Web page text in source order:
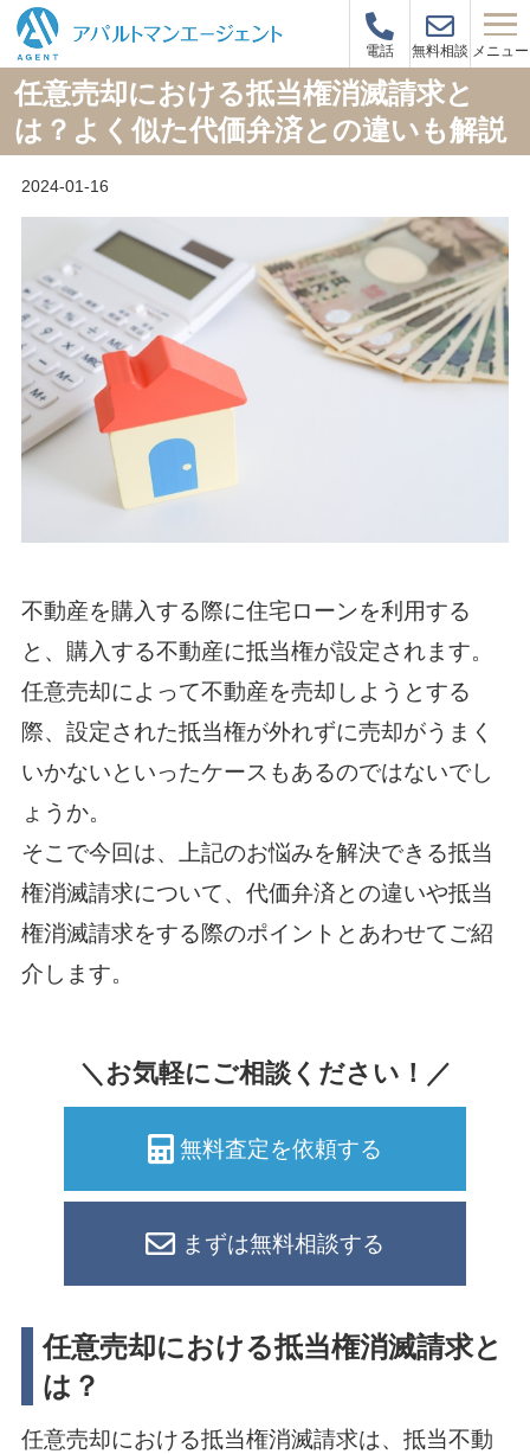
電話 無料相談 メニュー
任意売却における抵当権消滅請求と
は？よく似た代価弁済との違いも解説
2024-01-16
不動産を購入する際に住宅ローンを利用する
と、購入する不動産に抵当権が設定されます。
任意売却によって不動産を売却しようとする
際、設定された抵当権が外れずに売却がうまく
いかないといったケースもあるのではないでし
ょうか。
そこで今回は、上記のお悩みを解決できる抵当
権消滅請求について、代価弁済との違いや抵当
権消滅請求をする際のポイントとあわせてご紹
介します。
＼お気軽にご相談ください！／
無料査定を依頼する
まずは無料相談する
任意売却における抵当権消滅請求と
は？
任意売却における抵当権消滅請求は、抵当不動